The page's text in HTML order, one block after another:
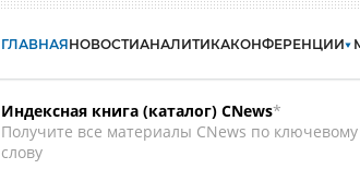
ГЛАВНАЯНОВОСТИАНАЛИТИКАКОНФЕРЕНЦИИ
Индексная книга (каталог) CNews*
Получите все материалы CNews по ключевому
слову